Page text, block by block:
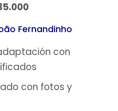
Fernandinho
con
con fotos y